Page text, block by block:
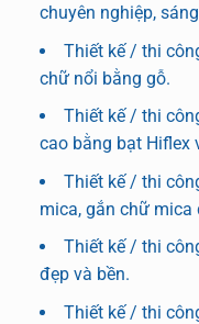
chuyên nghiệp,
Thiết kế / thi
chữ nổi bằng gỗ.
Thiết kế / thi
cao bằng bạt Hiflex
Thiết kế / thi
mica, gắn chữ mica
Thiết kế / thi
đẹp và bền.
Thiết kế / thi